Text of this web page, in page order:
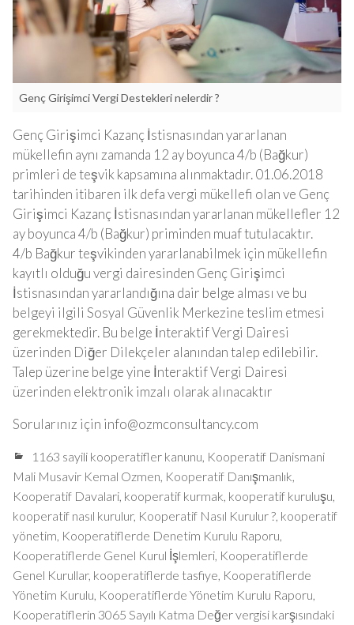
Genç Girişimci Vergi Destekleri nelerdir ?
Genç Girişimci Kazanç İstisnasından yararlanan
mükellefin aynı zamanda 12 ay boyunca 4/b (Bağkur)
primleri de teşvik kapsamına alınmaktadır. 01.06.2018
tarihinden itibaren ilk defa vergi mükellefi olan ve Genç
Girişimci Kazanç İstisnasından yararlanan mükellefler 12
ay boyunca 4/b (Bağkur) priminden muaf tutulacaktır.
4/b Bağkur teşvikinden yararlanabilmek için mükellefin
kayıtlı olduğu vergi dairesinden Genç Girişimci
İstisnasından yararlandığına dair belge alması ve bu
belgeyi ilgili Sosyal Güvenlik Merkezine teslim etmesi
gerekmektedir. Bu belge İnteraktif Vergi Dairesi
üzerinden Diğer Dilekçeler alanından talep edilebilir.
Talep üzerine belge yine İnteraktif Vergi Dairesi
üzerinden elektronik imzalı olarak alınacaktır
Sorularınız için info@ozmconsultancy.com
1163 sayili kooperatifler kanunu Kooperatif Danismani
Mali Musavir Kemal Ozmen Kooperatif Danışmanlık
Kooperatif Davalari kooperatif kurmak kooperatif kuruluşu
kooperatif nasıl kurulur, Kooperatif Nasıl Kurulur ? kooperatif
yönetim Kooperatiflerde Denetim Kurulu Raporu
Kooperatiflerde Genel Kurul İşlemleri Kooperatiflerde
Genel Kurullar, kooperatiflerde tasfiye Kooperatiflerde
Yönetim Kurulu Kooperatiflerde Yönetim Kurulu Raporu
Kooperatiflerin 3065 Sayılı Katma Değer vergisi karşısındaki